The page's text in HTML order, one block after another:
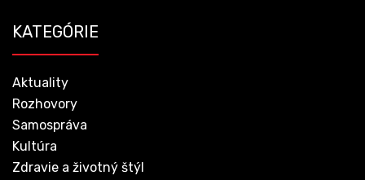
KATEGÓRIE
Aktuality
Rozhovory
Samospráva
Kultúra
Zdravie a životný štýl